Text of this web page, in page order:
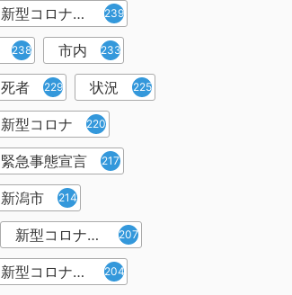
新型コロナウイルスワクチン 239
238 市内 233
死者 229 状況 225
新型コロナ 220
緊急事態宣言 217
新潟市 214
新型コロナウイルス感染者 207
新型コロナウイルス対策 204